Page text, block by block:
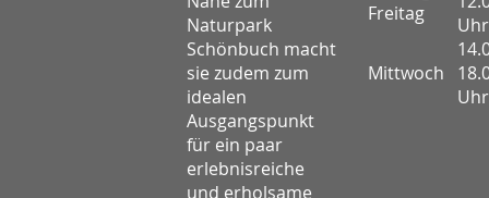
Naturpark
Schönbuch macht
sie zudem zum
idealen
Ausgangspunkt
für ein paar
erlebnisreiche
und erholsame
Freitag
Uhr
Mittwoch
Uhr